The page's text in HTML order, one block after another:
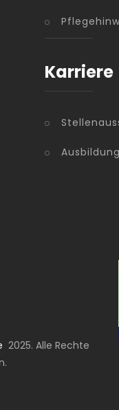
Karriere
Ausbildung
2025. Alle Rechte